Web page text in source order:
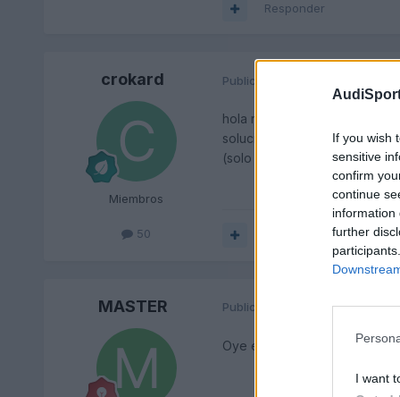
If you wish
sensitive
confirm
continue
information
further
I want
Responder
crokard
Miembros
50
Publicado
hola ruben , no se si
solucion pq yo con este
(solo lo hace a bajas vueltas
MASTER Publicado 7 de Junio del 2004
Oye ese ruido a mi tambien